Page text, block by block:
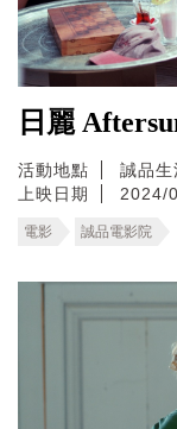
日麗
活動地點
誠品
上映日期
2024/
電影 誠品電影院